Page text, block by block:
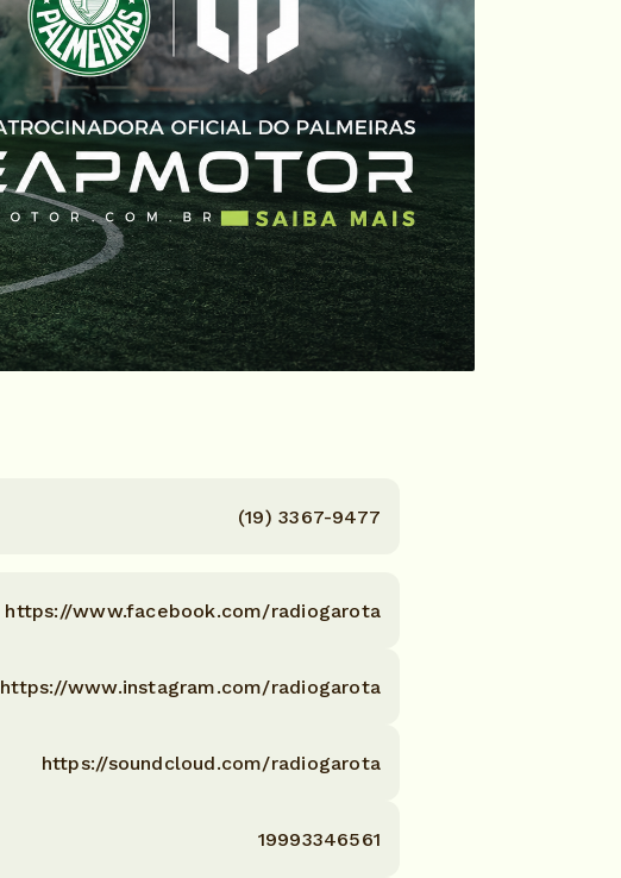
(19) 3367-9477
https://www.facebook.com/radiogarota
https://www.instagram.com/radiogarota
https://soundcloud.com/radiogarota
19993346561